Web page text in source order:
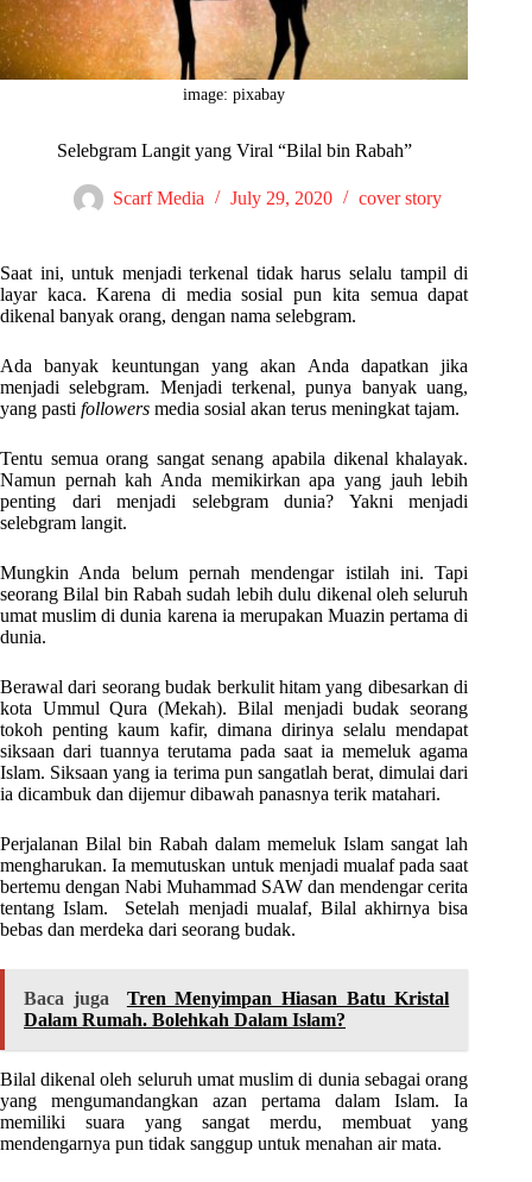
image: pixabay
Selebgram Langit yang Viral “Bilal bin Rabah”
Scarf Media July 29, 2020 cover story
Saat ini, untuk menjadi terkenal tidak harus selalu tampil di
layar kaca. Karena di media sosial pun kita semua dapat
dikenal banyak orang, dengan nama selebgram.
Ada banyak keuntungan yang akan Anda dapatkan jika
menjadi selebgram. Menjadi terkenal, punya banyak uang,
yang pasti followers media sosial akan terus meningkat tajam.
Tentu semua orang sangat senang apabila dikenal khalayak.
Namun pernah kah Anda memikirkan apa yang jauh lebih
penting dari menjadi selebgram dunia? Yakni menjadi
selebgram langit.
Mungkin Anda belum pernah mendengar istilah ini. Tapi
seorang Bilal bin Rabah sudah lebih dulu dikenal oleh seluruh
umat muslim di dunia karena ia merupakan Muazin pertama di
dunia.
Berawal dari seorang budak berkulit hitam yang dibesarkan di
kota Ummul Qura (Mekah). Bilal menjadi budak seorang
tokoh penting kaum kafir, dimana dirinya selalu mendapat
siksaan dari tuannya terutama pada saat ia memeluk agama
Islam. Siksaan yang ia terima pun sangatlah berat, dimulai dari
ia dicambuk dan dijemur dibawah panasnya terik matahari.
Perjalanan Bilal bin Rabah dalam memeluk Islam sangat lah
mengharukan. Ia memutuskan untuk menjadi mualaf pada saat
bertemu dengan Nabi Muhammad SAW dan mendengar cerita
tentang Islam. Setelah menjadi mualaf, Bilal akhirnya bisa
bebas dan merdeka dari seorang budak.
Baca juga
Tren Menyimpan Hiasan Batu Kristal
Dalam Rumah. Bolehkah Dalam Islam?
Bilal dikenal oleh seluruh umat muslim di dunia sebagai orang
yang mengumandangkan azan pertama dalam Islam. Ia
memiliki suara yang sangat merdu, membuat yang
mendengarnya pun tidak sanggup untuk menahan air mata.